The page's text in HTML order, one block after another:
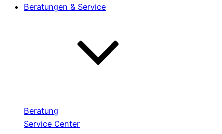
Beratungen & Service
Beratung
Service Center